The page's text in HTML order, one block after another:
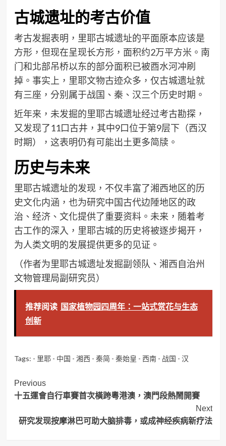
古城遗址的考古价值
考古发掘表明，里耶古城遗址的平面原本应该是
方形，但现在呈现长方形，面积约2万平方米。南
门和北部吊桥以东的部分面积已被酉水河冲刷
掉。事实上，里耶文物古迹众多，仅古城遗址就
有三座，分别属于战国、秦、汉三个历史时期。
近年来，未发掘的里耶古城遗址经过考古勘探，
又发现了11口古井，其中9口位于第9层下（西汉
时期），这表明仍有可能出土更多简牍。
历史与未来
里耶古城遗址的发现，不仅丰富了湘西地区的历
史文化内涵，也为研究中国古代边陲地区的政
治、经济、文化提供了重要资料。未来，随着考
古工作的深入，里耶古城的历史将被逐步揭开，
为人类文明的发展提供更多的见证。
（作者为里耶古城遗址发掘副领队、湘西自治州
文物管理局副研究员）
推荐阅读 国家植物园四周年：一站式赏花与生态
创新
Tags: - 里耶 - 中国 - 湘西 - 秦简 - 秦始皇 - 西南 - 战国 - 汉
Post
Navigation
Previous
十五運會自行車賽首次橫跨粵港澳，澳門段熱鬧開賽
Next
研究发现按摩淋巴可助大脑排毒，或成神经疾病新疗法